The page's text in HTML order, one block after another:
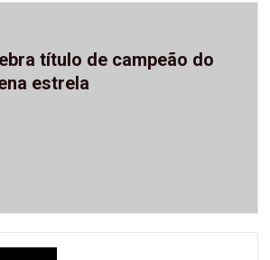
título de campeão do
estrela